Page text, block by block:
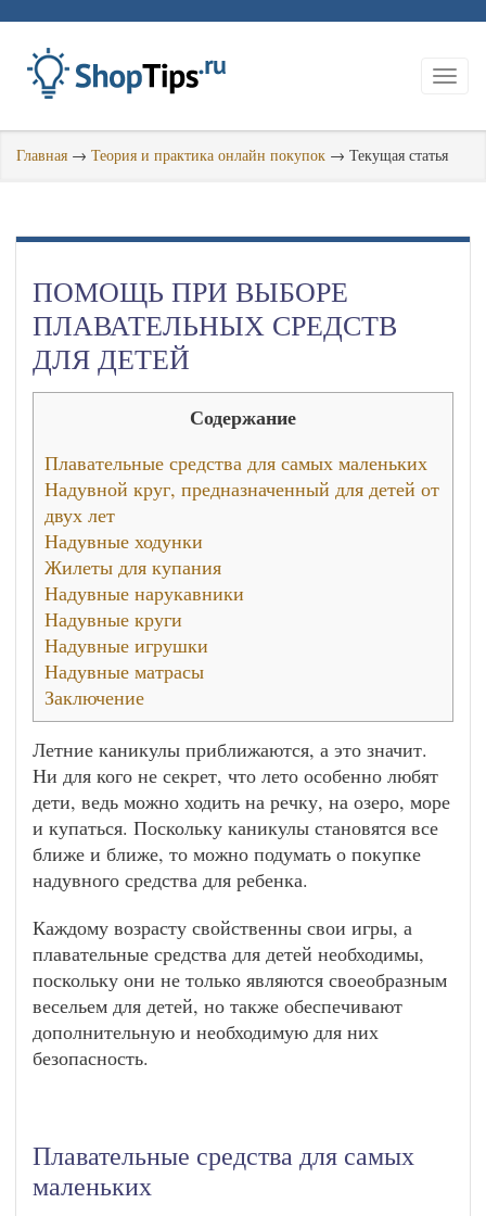
Главная → Теория и практика онлайн покупок → Текущая статья
ПОМОЩЬ ПРИ ВЫБОРЕ
ПЛАВАТЕЛЬНЫХ СРЕДСТВ
ДЛЯ ДЕТЕЙ
Содержание
Плавательные средства для самых маленьких
Надувной круг, предназначенный для детей от
двух лет
Надувные ходунки
Жилеты для купания
Надувные нарукавники
Надувные круги
Надувные игрушки
Надувные матрасы
Заключение
Летние каникулы приближаются, а это значит.
Ни для кого не секрет, что лето особенно любят
дети, ведь можно ходить на речку, на озеро, море
и купаться. Поскольку каникулы становятся все
ближе и ближе, то можно подумать о покупке
надувного средства для ребенка.
Каждому возрасту свойственны свои игры, а
плавательные средства для детей необходимы,
поскольку они не только являются своеобразным
весельем для детей, но также обеспечивают
дополнительную и необходимую для них
безопасность.
Плавательные средства для самых
маленьких